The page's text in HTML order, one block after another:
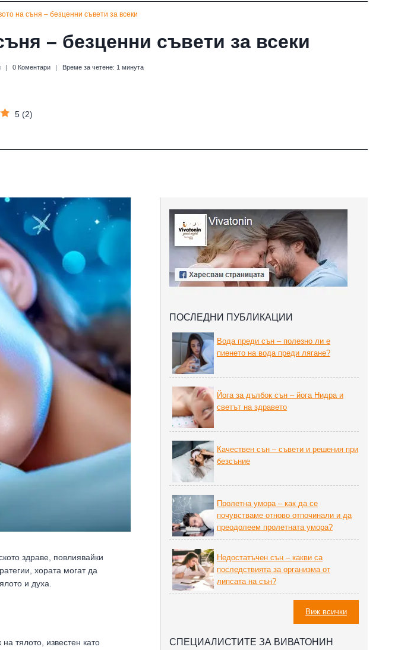
на съня – безценни съвети за всеки
– безценни съвети за всеки
0 Коментари Време за четене: 1 минута
5 (2)
здраве, повлиявайки
хората могат да
и духа.
тялото, известен като
ПОСЛЕДНИ ПУБЛИКАЦИИ
Вода преди сън – полезно ли е
пиенето на вода преди лягане?
Йога за дълбок сън – йога Нидра и
светът на здравето
Качествен сън – съвети и решения при
безсъние
Пролетна умора – как да се
почувстваме отново отпочинали и да
преодолеем пролетната умора?
Недостатъчен сън – какви са
последствията за организма от
липсата на сън?
Виж всички
СПЕЦИАЛИСТИТЕ ЗА ВИВАТОНИН